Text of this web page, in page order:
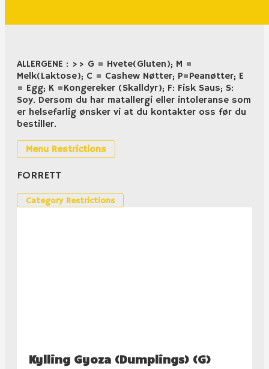
ALLERGENE : >> G = Hvete(Gluten); M =
Melk(Laktose); C = Cashew Nøtter; P=Peanøtter; E
= Egg; K =Kongereker (Skalldyr); F: Fisk Saus; S:
Soy. Dersom du har matallergi eller intoleranse som
er helsefarlig ønsker vi at du kontakter oss før du
bestiller.
Menu Restrictions
FORRETT
Category Restrictions
Kylling Gyoza (Dumplings) (G)